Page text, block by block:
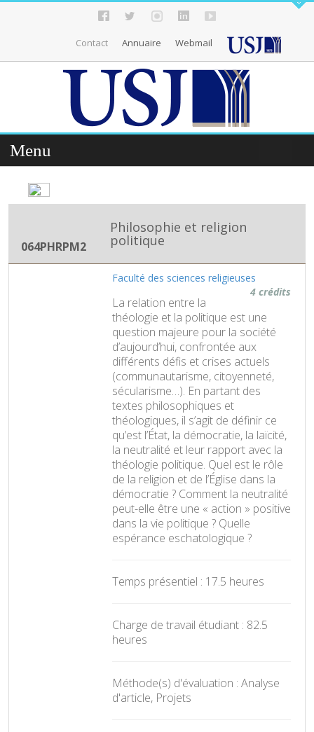
Contact Annuaire Webmail
Menu
064PHRPM2
Philosophie et religion
politique
Faculté des sciences religieuses
4 crédits
La relation entre la
théologie et la politique est une
question majeure pour la société
d’aujourd’hui, confrontée aux
différents ‎défis et crises actuels
(communautarisme, citoyenneté,
sécularisme…). En partant des
textes philosophiques et
théologiques, il s’agit de définir ce
qu’est l’État, la démocratie, la laïcité,
la neutralité et leur rapport avec la
théologie politique. Quel est le rôle
de la religion et de l’Église dans la
démocratie ? Comment la neutralité
peut-elle être une « action » positive
dans la vie politique ?‎ Quelle
espérance eschatologique ?
Temps présentiel : 17.5 heures
Charge de travail étudiant : 82.5
heures
Méthode(s) d'évaluation : Analyse
d'article, Projets